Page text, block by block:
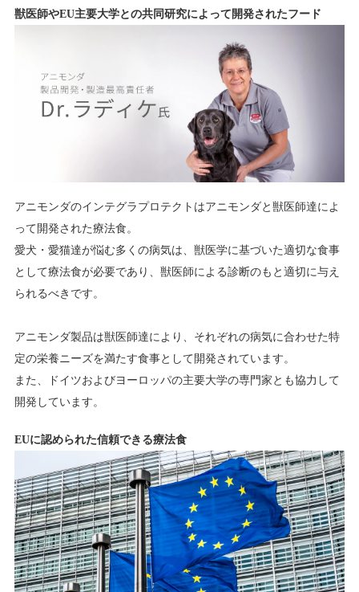
獣医師やEU主要大学との共同研究によって開発されたフード
アニモンダのインテグラプロテクトはアニモンダと獣医師達によ
って開発された療法食。
愛犬・愛猫達が悩む多くの病気は、獣医学に基づいた適切な食事
として療法食が必要であり、獣医師による診断のもと適切に与え
られるべきです。
アニモンダ製品は獣医師達により、それぞれの病気に合わせた特
定の栄養ニーズを満たす食事として開発されています。
また、ドイツおよびヨーロッパの主要大学の専門家とも協力して
開発しています。
EUに認められた信頼できる療法食